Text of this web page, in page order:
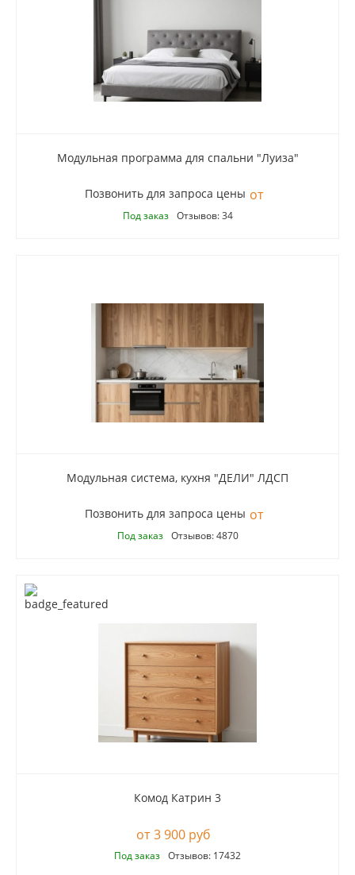
Модульная программа для спальни "Луиза"
Позвонить для запроса цены
Под заказ Отзывов: 34
Модульная система, кухня "ДЕЛИ" ЛДСП
Позвонить для запроса цены
Под заказ Отзывов: 4870
Комод Катрин 3
3 900 руб
Под заказ Отзывов: 17432